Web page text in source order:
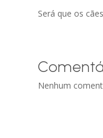
Será que os
Nenhum